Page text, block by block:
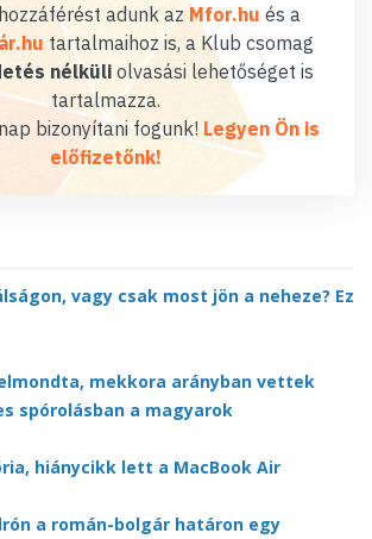
adunk az Mfor.hu és a
tartalmaihoz is, a Klub csomag
nélküliolvasási lehetőséget is
tartalmazza.
bizonyítani fogunk! Legyen Ön is
előfizetőnk!
vagy csak most jön a neheze? Ez
mekkora arányban vettek
spórolásban a magyarok
hiánycikk lett a MacBook Air
a román-bolgár határon egy